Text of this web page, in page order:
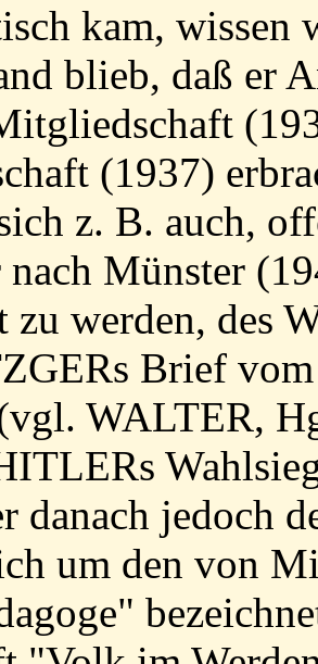
kam,
blieb, daß er
(1937)
z. B. auch,
nach Münster
zu werden, des
Brief
WALTER,
danach jedoch
um den von